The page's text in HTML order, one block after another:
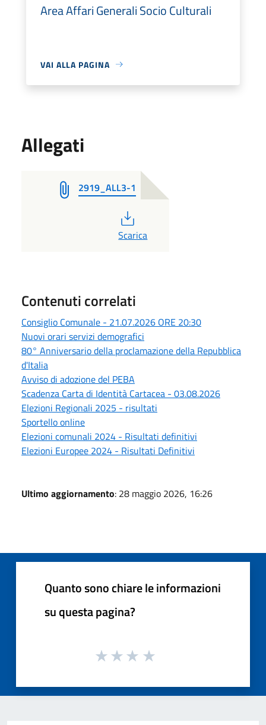
Area Affari Generali Socio Culturali
VAI ALLA PAGINA
Allegati
2919_ALL3-1
PDF
Scarica
Contenuti correlati
Consiglio Comunale - 21.07.2026 ORE 20:30
Nuovi orari servizi demografici
80° Anniversario della proclamazione della Repubblica
d'Italia
Avviso di adozione del PEBA
Scadenza Carta di Identità Cartacea - 03.08.2026
Elezioni Regionali 2025 - risultati
Sportello online
Elezioni comunali 2024 - Risultati definitivi
Elezioni Europee 2024 - Risultati Definitivi
Ultimo aggiornamento: 28 maggio 2026, 16:26
Quanto sono chiare le informazioni
su questa pagina?